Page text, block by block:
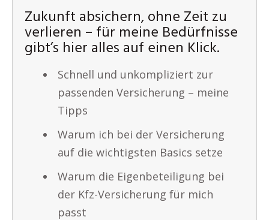
Zukunft absichern, ohne Zeit zu
verlieren – für meine Bedürfnisse
gibt’s hier alles auf einen Klick.
Schnell und unkompliziert zur
passenden Versicherung – meine
Tipps
Warum ich bei der Versicherung
auf die wichtigsten Basics setze
Warum die Eigenbeteiligung bei
der Kfz-Versicherung für mich
passt